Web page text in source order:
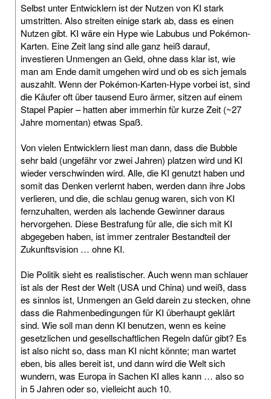
Selbst unter Entwicklern ist der Nutzen von KI stark
umstritten. Also streiten einige stark ab, dass es einen
Nutzen gibt. KI wäre ein Hype wie Labubus und Pokémon-
Karten. Eine Zeit lang sind alle ganz heiß darauf,
investieren Unmengen an Geld, ohne dass klar ist, wie
man am Ende damit umgehen wird und ob es sich jemals
auszahlt. Wenn der Pokémon-Karten-Hype vorbei ist, sind
die Käufer oft über tausend Euro ärmer, sitzen auf einem
Stapel Papier – hatten aber immerhin für kurze Zeit (~27
Jahre momentan) etwas Spaß.
Von vielen Entwicklern liest man dann, dass die Bubble
sehr bald (ungefähr vor zwei Jahren) platzen wird und KI
wieder verschwinden wird. Alle, die KI genutzt haben und
somit das Denken verlernt haben, werden dann ihre Jobs
verlieren, und die, die schlau genug waren, sich von KI
fernzuhalten, werden als lachende Gewinner daraus
hervorgehen. Diese Bestrafung für alle, die sich mit KI
abgegeben haben, ist immer zentraler Bestandteil der
Zukunftsvision … ohne KI.
Die Politik sieht es realistischer. Auch wenn man schlauer
ist als der Rest der Welt (USA und China) und weiß, dass
es sinnlos ist, Unmengen an Geld darein zu stecken, ohne
dass die Rahmenbedingungen für KI überhaupt geklärt
sind. Wie soll man denn KI benutzen, wenn es keine
gesetzlichen und gesellschaftlichen Regeln dafür gibt? Es
ist also nicht so, dass man KI nicht könnte; man wartet
eben, bis alles bereit ist, und dann wird die Welt sich
wundern, was Europa in Sachen KI alles kann … also so
in 5 Jahren oder so, vielleicht auch 10.